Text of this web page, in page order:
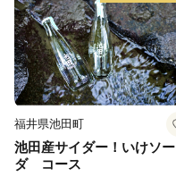
福井県池田町
池田産サイダー！いけソー
ダ コース